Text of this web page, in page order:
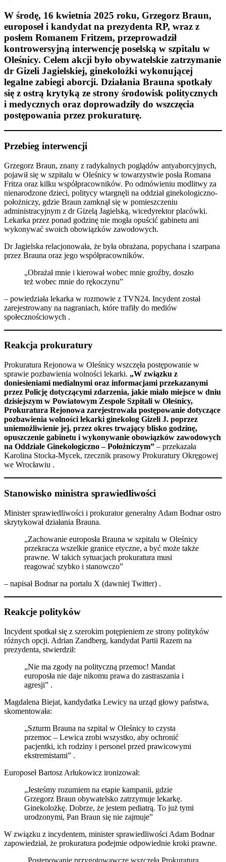
W środę, 16 kwietnia 2025 roku, Grzegorz Braun,
europoseł i kandydat na prezydenta RP, wraz z
posłem Romanem Fritzem, przeprowadził
kontrowersyjną interwencję poselską w szpitalu w
Oleśnicy. Celem akcji było obywatelskie zatrzymanie
dr Gizeli Jagielskiej, ginekolożki wykonującej
legalne zabiegi aborcji. Działania Brauna spotkały
się z ostrą krytyką ze strony środowisk politycznych
i medycznych oraz doprowadziły do wszczęcia
postępowania przez prokuraturę.​
Przebieg interwencji
Grzegorz Braun, znany z radykalnych poglądów antyaborcyjnych,
pojawił się w szpitalu w Oleśnicy w towarzystwie posła Romana
Fritza oraz kilku współpracowników. Po odmówieniu modlitwy za
nienarodzone dzieci, politycy wtargnęli na oddział ginekologiczno-
położniczy, gdzie Braun zamknął się w pomieszczeniu
administracyjnym z dr Gizelą Jagielską, wicedyrektor placówki.
Lekarka przez ponad godzinę nie mogła opuścić gabinetu ani
wykonywać swoich obowiązków zawodowych.​
Dr Jagielska relacjonowała, że była obrażana, popychana i szarpana
przez Brauna oraz jego współpracowników.
„Obrażał mnie i kierował wobec mnie groźby, doszło
też wobec mnie do rękoczynu”
– powiedziała lekarka w rozmowie z TVN24. Incydent został
zarejestrowany na nagraniach, które trafiły do mediów
społecznościowych .​
Reakcja prokuratury
Prokuratura Rejonowa w Oleśnicy wszczęła postępowanie w
sprawie pozbawienia wolności lekarki. „W związku z
doniesieniami medialnymi oraz informacjami przekazanymi
przez Policję dotyczącymi zdarzenia, jakie miało miejsce w dniu
dzisiejszym w Powiatowym Zespole Szpitali w Oleśnicy,
Prokuratura Rejonowa zarejestrowała postępowanie dotyczące
pozbawienia wolności lekarki ginekolog Gizeli J. poprzez
uniemożliwienie jej, przez okres trwający blisko godzinę,
opuszczenie gabinetu i wykonywanie obowiązków zawodowych
na Oddziale Ginekologiczno – Położniczym” – przekazała
Karolina Stocka-Mycek, rzecznik prasowy Prokuratury Okręgowej
we Wrocławiu .​
Stanowisko ministra sprawiedliwości
Minister sprawiedliwości i prokurator generalny Adam Bodnar ostro
skrytykował działania Brauna.
„Zachowanie europosła Brauna w szpitalu w Oleśnicy
przekracza wszelkie granice etyczne, a być może także
prawne. W takich sytuacjach prokuratura musi
reagować szybko i stanowczo”
– napisał Bodnar na portalu X (dawniej Twitter) .​
Reakcje polityków
Incydent spotkał się z szerokim potępieniem ze strony polityków
różnych opcji. Adrian Zandberg, kandydat Partii Razem na
prezydenta, stwierdził:
„Nie ma zgody na polityczną przemoc! Mandat
europosła nie daje nikomu prawa do zastraszania i
agresji” .​
Magdalena Biejat, kandydatka Lewicy na urząd głowy państwa,
skomentowała:
„Szturm Brauna na szpital w Oleśnicy to czysta
przemoc – Lewica zrobi wszystko, aby ochronić
pacjentki, ich rodziny i personel przed prawicowymi
ekstremistami” .​
Europoseł Bartosz Arłukowicz ironizował:
„Jesteśmy rozumiem na etapie kampanii, gdzie
Grzegorz Braun obywatelsko zatrzymuje lekarkę.
Ginekolożkę. Dobrze, że jestem pediatrą. To już tymi
urodzonymi, Pan Braun się nie zajmuje”
W związku z incydentem, minister sprawiedliwości Adam Bodnar
zapowiedział, że prokuratura podejmie odpowiednie kroki prawne.
„Postępowanie przygotowawcze wszczęła Prokuratura